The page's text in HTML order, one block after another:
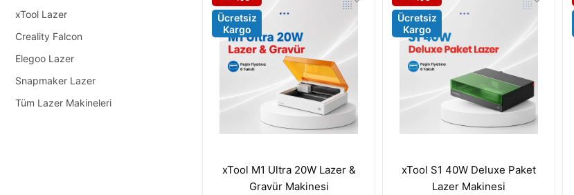
xTool Lazer
Creality Falcon
Elegoo Lazer
Snapmaker Lazer
Tüm Lazer Makineleri
xTool M1 Ultra 20W Lazer &
Gravür Makinesi
Ücretsiz
Kargo
xTool S1 40W Deluxe Paket
Lazer Makinesi
Ücretsiz
Kargo